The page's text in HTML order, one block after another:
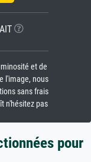
et de
l'image, nous
sans frais
n'hésitez pas
pour